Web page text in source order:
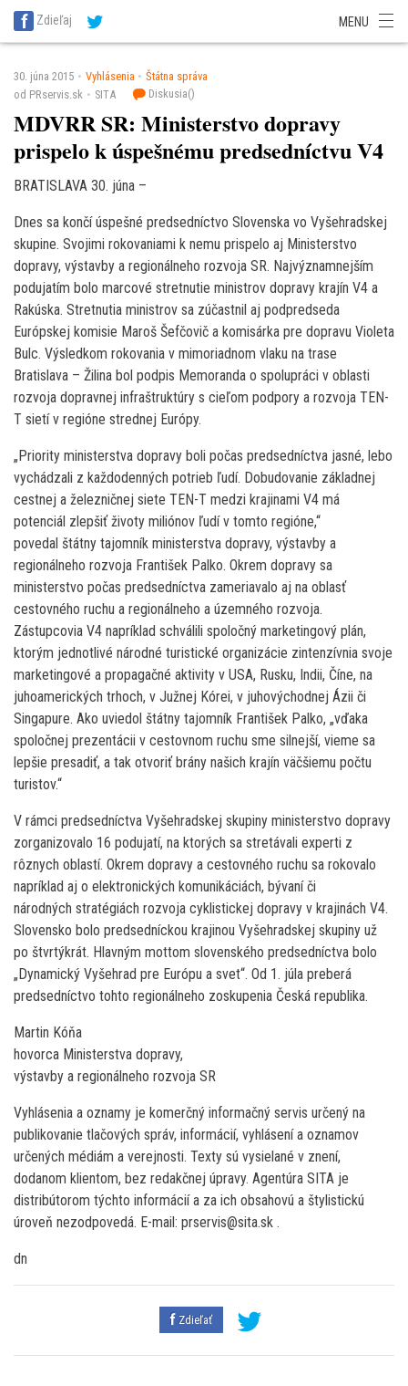
SITA Energetika
SITA Potravinárstvo
Zdieľaj MENU
30. júna 2015 Vyhlásenia
Štátna správa
od PRservis.sk
SITA Diskusia()
MDVRR SR: Ministerstvo dopravy
prispelo k úspešnému predsedníctvu V4
BRATISLAVA 30. júna –
Dnes sa končí úspešné predsedníctvo Slovenska vo Vyšehradskej
skupine. Svojimi rokovaniami k nemu prispelo aj Ministerstvo
dopravy, výstavby a regionálneho rozvoja SR. Najvýznamnejším
podujatím bolo marcové stretnutie ministrov dopravy krajín V4 a
Rakúska. Stretnutia ministrov sa zúčastnil aj podpredseda
Európskej komisie Maroš Šefčovič a komisárka pre dopravu Violeta
Bulc. Výsledkom rokovania v mimoriadnom vlaku na trase
Bratislava – Žilina bol podpis Memoranda o spolupráci v oblasti
rozvoja dopravnej infraštruktúry s cieľom podpory a rozvoja TEN-
T sietí v regióne strednej Európy.
„Priority ministerstva dopravy boli počas predsedníctva jasné, lebo
vychádzali z každodenných potrieb ľudí. Dobudovanie základnej
cestnej a železničnej siete TEN-T medzi krajinami V4 má
potenciál zlepšiť životy miliónov ľudí v tomto regióne,“
povedal štátny tajomník ministerstva dopravy, výstavby a
regionálneho rozvoja František Palko. Okrem dopravy sa
ministerstvo počas predsedníctva zameriavalo aj na oblasť
cestovného ruchu a regionálneho a územného rozvoja.
Zástupcovia V4 napríklad schválili spoločný marketingový plán,
ktorým jednotlivé národné turistické organizácie zintenzívnia svoje
marketingové a propagačné aktivity v USA, Rusku, Indii, Číne, na
juhoamerických trhoch, v Južnej Kórei, v juhovýchodnej Ázii či
Singapure. Ako uviedol štátny tajomník František Palko, „vďaka
spoločnej prezentácii v cestovnom ruchu sme silnejší, vieme sa
lepšie presadiť, a tak otvoriť brány našich krajín väčšiemu počtu
turistov.“
V rámci predsedníctva Vyšehradskej skupiny ministerstvo dopravy
zorganizovalo 16 podujatí, na ktorých sa stretávali experti z
rôznych oblastí. Okrem dopravy a cestovného ruchu sa rokovalo
napríklad aj o elektronických komunikáciách, bývaní či
národných stratégiách rozvoja cyklistickej dopravy v krajinách V4.
Slovensko bolo predsedníckou krajinou Vyšehradskej skupiny už
po štvrtýkrát. Hlavným mottom slovenského predsedníctva bolo
„Dynamický Vyšehrad pre Európu a svet“. Od 1. júla preberá
predsedníctvo tohto regionálneho zoskupenia Česká republika.
Martin Kóňa
hovorca Ministerstva dopravy,
výstavby a regionálneho rozvoja SR
Vyhlásenia a oznamy je komerčný informačný servis určený na
publikovanie tlačových správ, informácií, vyhlásení a oznamov
určených médiám a verejnosti. Texty sú vysielané v znení,
dodanom klientom, bez redakčnej úpravy. Agentúra SITA je
distribútorom týchto informácií a za ich obsahovú a štylistickú
úroveň nezodpovedá. E-mail: prservis@sita.sk .
dn
Zdieľať